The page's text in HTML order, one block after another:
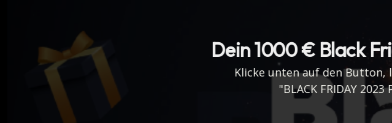
Dein 1000 € Black
Klicke unten auf den Button,
"BLACK FRIDAY